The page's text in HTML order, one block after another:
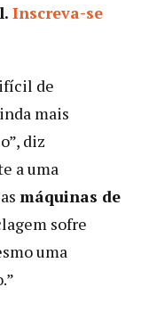
Inscreva-se
de
mais
diz
a uma
máquinas de
sofre
uma